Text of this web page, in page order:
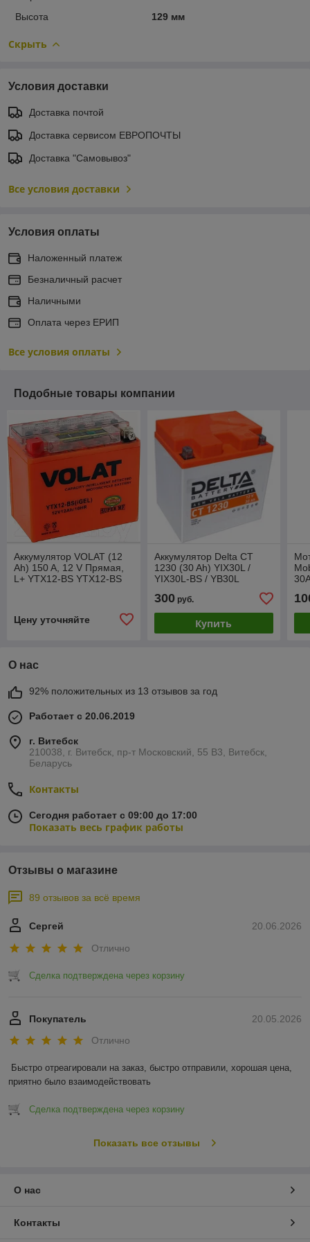
Высота
129 мм
Скрыть
Условия доставки
Доставка почтой
Доставка сервисом ЕВРОПОЧТЫ
Доставка "Самовывоз"
Все условия доставки
Условия оплаты
Наложенный платеж
Безналичный расчет
Наличными
Оплата через ЕРИП
Все условия оплаты
Подобные товары компании
Аккумулятор VOLAT (12
Ah) 150 A, 12 V Прямая,
L+ YTX12-BS YTX12-BS
Цену уточняйте
Аккумулятор Delta CT
1230 (30 Ah) YIX30L /
YIX30L-BS / YB30L
300руб.
Купить
О нас
92% положительных из 13 отзывов за год
Работает с 20.06.2019
г. Витебск
210038, г. Витебск, пр-т Московский, 55 B3, Витебск,
Беларусь
Контакты
Сегодня работает с 09:00 до 17:00
Показать весь график работы
Отзывы о магазине
89 отзывов за всё время
20.06.2026
Сергей
Отлично
Сделка подтверждена через корзину
20.05.2026
Покупатель
Отлично
Быстро отреагировали на заказ, быстро отправили, хорошая цена,
приятно было взаимодействовать
Сделка подтверждена через корзину
Показать все отзывы
О нас
Контакты